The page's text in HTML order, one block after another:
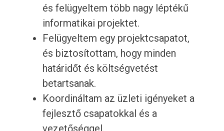
és felügyeltem több nagy léptékű
informatikai projektet.
Felügyeltem egy projektcsapatot,
és biztosítottam, hogy minden
határidőt és költségvetést
betartsanak.
Koordináltam az üzleti igényeket a
fejlesztő csapatokkal és a
vezetőséggel.